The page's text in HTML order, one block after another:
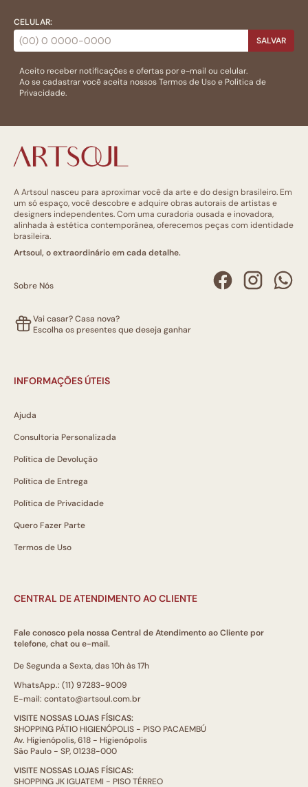
CELULAR:
SALVAR
Aceito receber notificações e ofertas por e-mail ou celular.
Ao se cadastrar você aceita nossosTermos de Usoe Politica de
Privacidade.
A Artsoul nasceu para aproximar você da arte e do design brasileiro. Em
um só espaço, você descobre e adquire obras autorais de artistas e
designers independentes. Com uma curadoria ousada e inovadora,
alinhada à estética contemporânea, oferecemos peças com identidade
brasileira.
Artsoul, o extraordinário em cada detalhe.
Sobre Nós
Vai casar? Casa nova?
Escolha os presentes que deseja ganhar
INFORMAÇÕES ÚTEIS
Ajuda
Consultoria Personalizada
Política de Devolução
Política de Entrega
Política de Privacidade
Quero Fazer Parte
Termos de Uso
CENTRAL DE ATENDIMENTO AO CLIENTE
Fale conosco pela nossa Central de Atendimento ao Cliente por
telefone, chat ou e-mail.
De Segunda a Sexta, das 10h às 17h
WhatsApp.: (11) 97283-9009
E-mail: contato@artsoul.com.br
VISITE NOSSAS LOJAS FÍSICAS:
SHOPPING PÁTIO HIGIENÓPOLIS - PISO PACAEMBÚ
Av. Higienópolis, 618 - Higienópolis
São Paulo - SP, 01238-000
VISITE NOSSAS LOJAS FÍSICAS:
SHOPPING JK IGUATEMI - PISO TÉRREO